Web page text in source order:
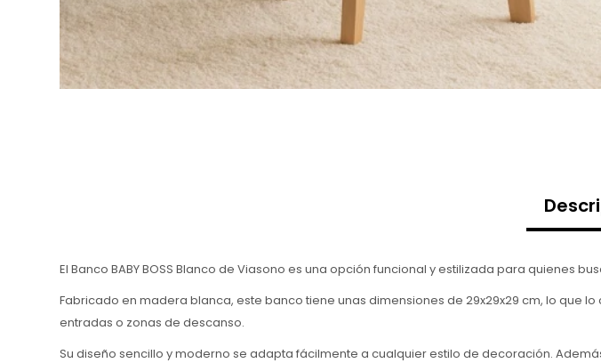
El Banco BABY BOSS Blanco de Viasono es una opción funcional y estilizada para quienes
Fabricado en madera blanca, este banco tiene unas dimensiones de 29x29x29 cm, lo
entradas o zonas de descanso.
Su diseño sencillo y moderno se adapta fácilmente a cualquier estilo de decoración.